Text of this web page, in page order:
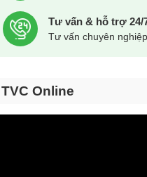
Tư vấn & hỗ trợ 24/
Tư vấn chuyên
TVC Online